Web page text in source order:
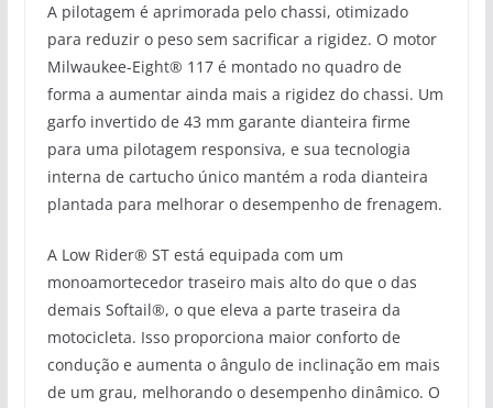
A pilotagem é aprimorada pelo chassi, otimizado
para reduzir o peso sem sacrificar a rigidez. O motor
Milwaukee-Eight® 117 é montado no quadro de
forma a aumentar ainda mais a rigidez do chassi. Um
garfo invertido de 43 mm garante dianteira firme
para uma pilotagem responsiva, e sua tecnologia
interna de cartucho único mantém a roda dianteira
plantada para melhorar o desempenho de frenagem.
A Low Rider® ST está equipada com um
monoamortecedor traseiro mais alto do que o das
demais Softail®, o que eleva a parte traseira da
motocicleta. Isso proporciona maior conforto de
condução e aumenta o ângulo de inclinação em mais
de um grau, melhorando o desempenho dinâmico. O